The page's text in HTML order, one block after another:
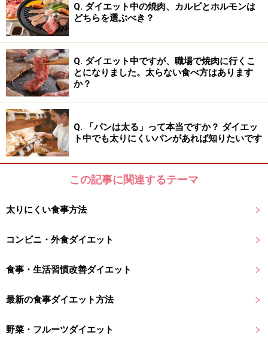
ズ好きなら「セブンプレミアム チーズナン」を、少しリ
ッチにご褒美感覚で食べたいときは「ターリー屋監修 手
作りナン」という使い分けがいいのではないでしょう
か。また、2枚入りの「セブンプレミアム ミニナン」は
小分けにして食べたい人におすすめです。
保管状態
「セブンプレミアム ミニナン」は冷蔵、「セブンプレミ
アム チーズナン」は冷凍、「ターリー屋監修 手作りナ
なので買い置きしておいても大丈夫です。しかし、おい
しく食べるにはレンジで温めたりトースターで焼き上げ
ンプレミアム チーズナン」は解凍させる必要があるため
時間がかかります。
ナンを組み合わせたときのバランスの良い
食事とは？
Q. ダイエット中の焼肉、カルビとホルモンは
どちらを選ぶべき？
Q. ダイエット中ですが、職場で焼肉に行くこ
とになりました。太らない食べ方はあります
か？
Q. 「パンは太る」って本当ですか？ ダイエッ
ト中でも太りにくいパンがあれば知りたいです
この記事に関連するテーマ
太りにくい食事方法
コンビニ・外食ダイエット
食事・生活習慣改善ダイエット
最新の食事ダイエット方法
野菜・フルーツダイエット